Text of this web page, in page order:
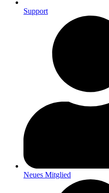
Support
Neues Mitglied